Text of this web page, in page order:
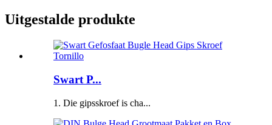
Uitgestalde produkte
Swart P...
1. Die gipsskroef is cha...